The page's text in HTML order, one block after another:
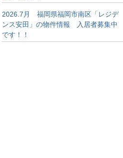
2026.7月 福岡県福岡市南区「レジデ
ンス安田」の物件情報 入居者募集中
です！！